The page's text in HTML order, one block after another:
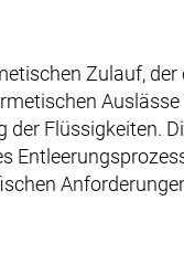
Zulauf, der
der Flüssigkeiten.